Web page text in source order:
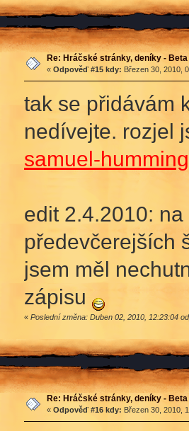
Re: Hráčské stránky, deníky - Beta
« Odpověď #15 kdy: Březen 30, 2010,
tak se přidávám
nedívejte. rozjel
samuel-
edit 2.4.2010:
předevčerejších
jsem měl
zápisu
« Poslední změna: Duben 02, 2010, 12:23:04
Re: Hráčské stránky, deníky - Beta
« Odpověď #16 kdy: Březen 30, 2010,